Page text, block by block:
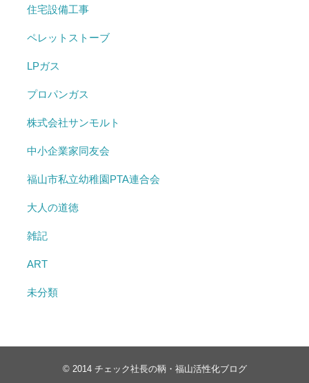
住宅設備工事
ペレットストーブ
LPガス
プロパンガス
株式会社サンモルト
中小企業家同友会
福山市私立幼稚園PTA連合会
大人の道徳
雑記
ART
未分類
© 2014 チェック社長の鞆・福山活性化ブログ